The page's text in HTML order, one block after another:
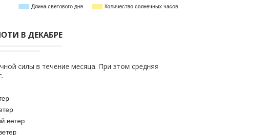
Длина светового дня Количество солнечных часов
В ДЕКАБРЕ
силы в течение месяца. При этом средняя
ветер